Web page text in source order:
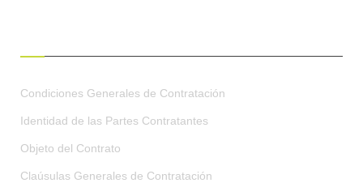
Condiciones Generales de Contratación
Identidad de las Partes Contratantes
Objeto del Contrato
Claúsulas Generales de Contratación